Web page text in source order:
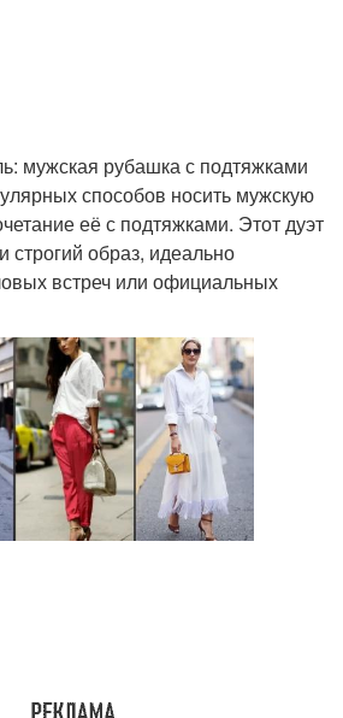
мужская рубашка с подтяжками
способов носить мужскую
её с подтяжками. Этот дуэт
строгий образ, идеально
встреч или официальных